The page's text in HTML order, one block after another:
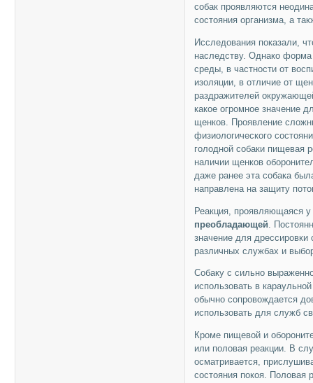
собак проявляются
состояния организма, а
Исследования показали,
наследству. Однако форма
среды, в частности от
изоляции, в отличие от
раздражителей
какое огромное значение
щенков. Проявление
физиологического
голодной собаки пищевая
наличии щенков
даже ранее эта собака
направлена на защиту
Реакция, проявляющаяся у
преобладающей .
значение для дрессировки
различных службах и
Собаку с сильно
использовать в
обычно сопровождается
использовать для служб
Кроме пищевой и
или половая реакции. В
осматривается,
состояния покоя. Половая